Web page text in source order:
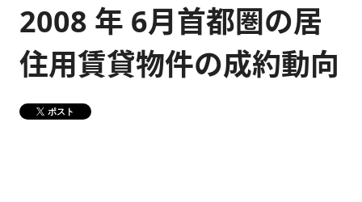
沿革
サステナビリティ
調査データ
ランキング
消費者向け不動産情報サービス
不動産業務支援サービス
キャリア採用情報
障がい者採用情報
2008 年 6月首都圏の居
住用賃貸物件の成約動向
ポスト